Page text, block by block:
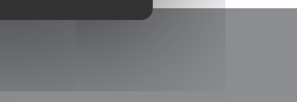
nova janela))
numa nova janela))